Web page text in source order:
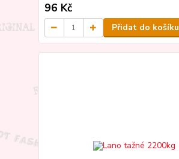
96 Kč
Přidat do košíku